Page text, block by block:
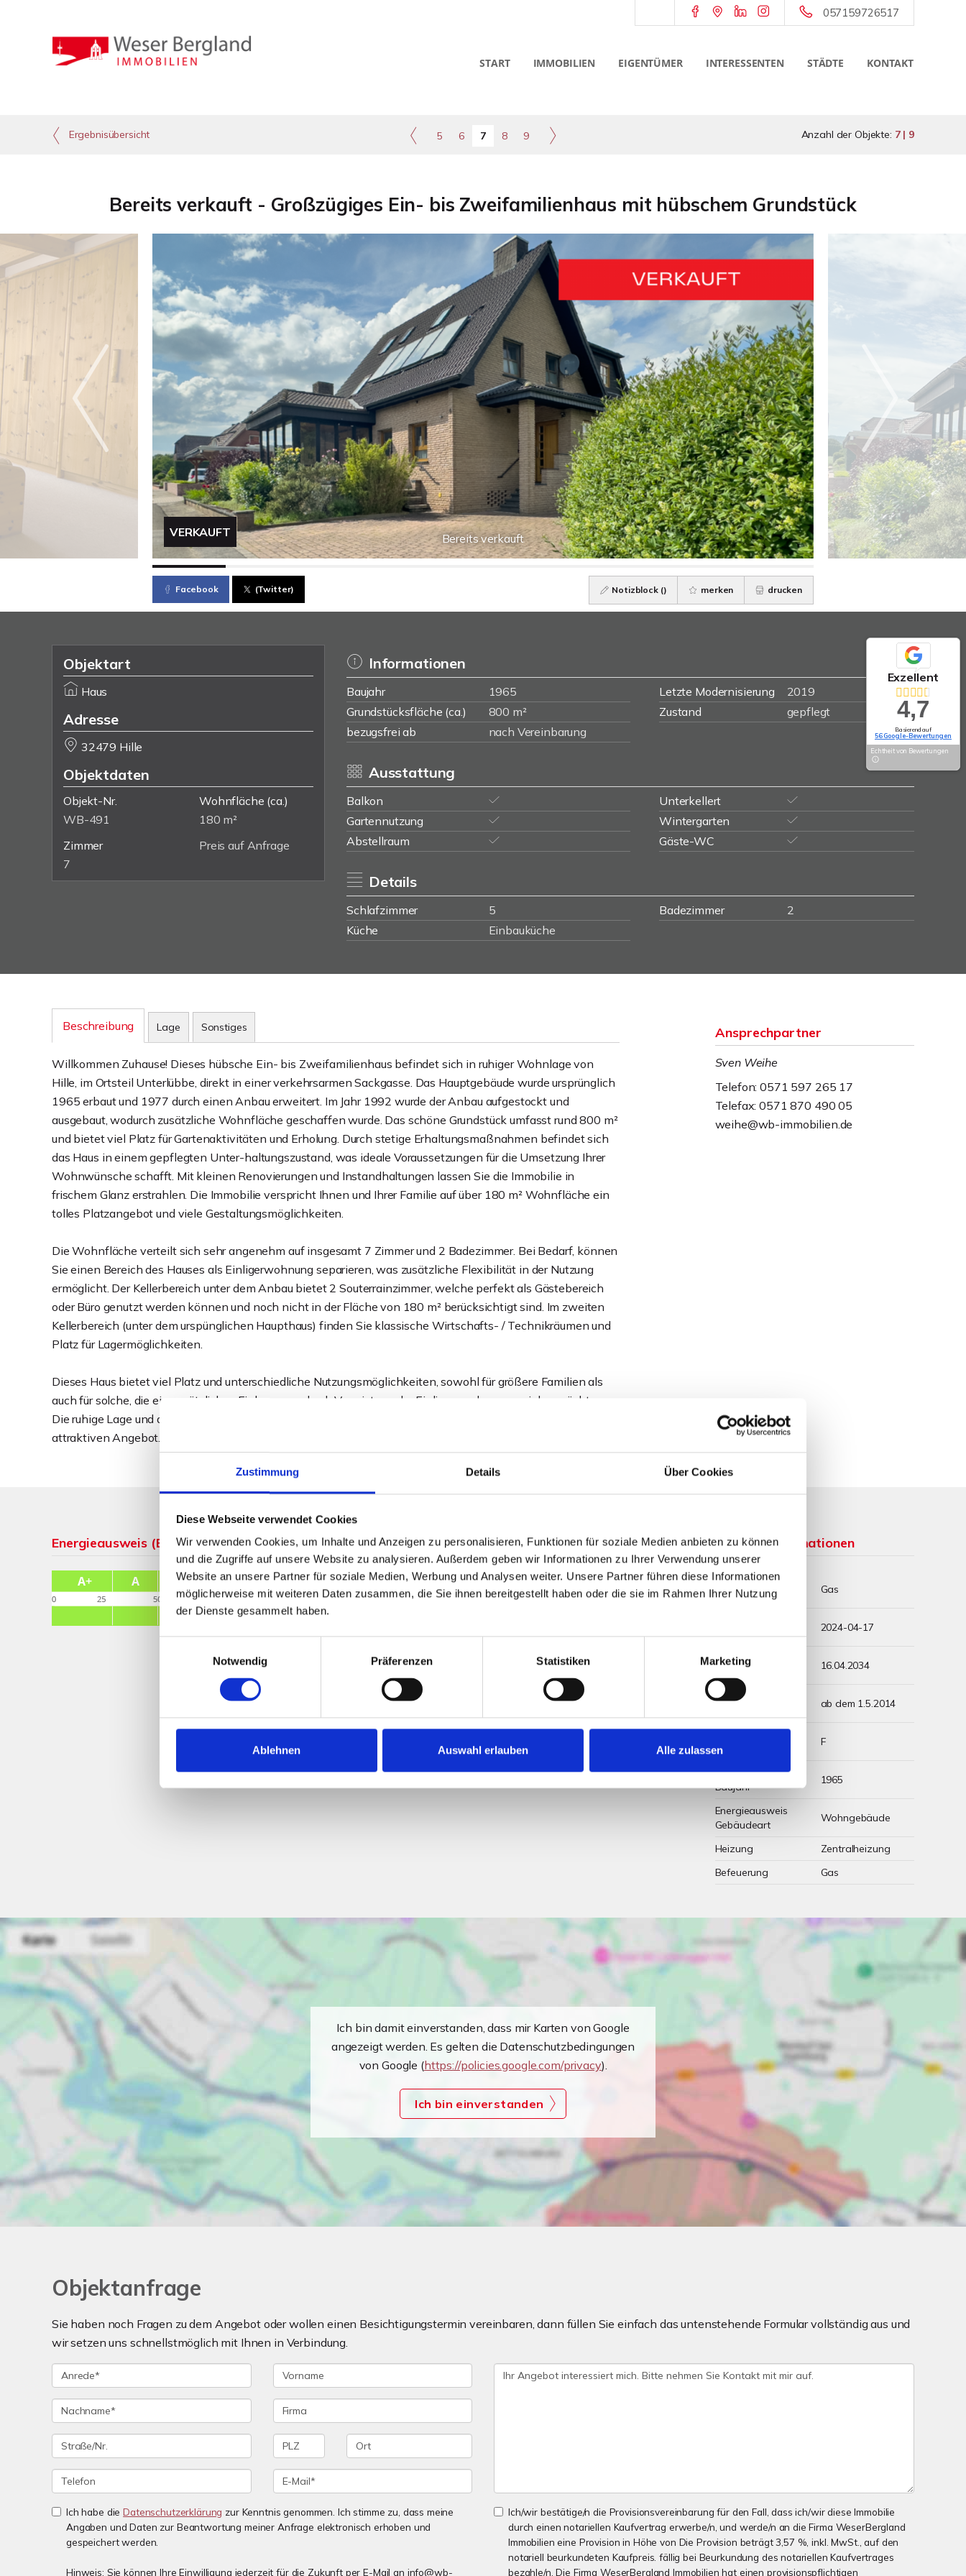
Zustimmung Details Über Cookies
Diese Webseite verwendet Cookies
Wir verwenden Cookies, um Inhalte und Anzeigen zu personalisieren, Funktionen für soziale Medien anbieten zu können
und die Zugriffe auf unsere Website zu analysieren. Außerdem geben wir Informationen zu Ihrer Verwendung unserer
Website an unsere Partner für soziale Medien, Werbung und Analysen weiter. Unsere Partner führen diese Informationen
möglicherweise mit weiteren Daten zusammen, die Sie ihnen bereitgestellt haben oder die sie im Rahmen Ihrer Nutzung
der Dienste gesammelt haben.
Notwendig
Präferenzen Statistiken Marketing
Ablehnen Auswahl erlauben Alle zulassen
057159726517
START IMMOBILIEN EIGENTÜMER INTERESSENTEN STÄDTE KONTAKT
Ergebnisübersicht 5 6 7 8 9 Anzahl der Objekte: 7 | 9
Bereits verkauft - Großzügiges Ein- bis Zweifamilienhaus mit hübschem Grundstück
Bereits verkauft
VERKAUFT
Facebook (Twitter) Notizblock () merken drucken
Objektart
Haus
Adresse
32479 Hille
Objektdaten
Objekt-Nr.
WB-491
Wohnfläche (ca.)
180 m²
Zimmer
7
Preis auf Anfrage
Informationen
Baujahr 1965 Letzte Modernisierung
2019
Grundstücksfläche (ca.)
800 m² Zustand
gepflegt
bezugsfrei ab
nach Vereinbarung
Ausstattung
Balkon
Unterkellert
Gartennutzung
Wintergarten
Abstellraum
Gäste-WC
Details
Schlafzimmer 5 Badezimmer
2
Küche
Einbauküche
Beschreibung Lage Sonstiges
Willkommen Zuhause! Dieses hübsche Ein- bis Zweifamilienhaus befindet sich in ruhiger Wohnlage von
Hille, im Ortsteil Unterlübbe, direkt in einer verkehrsarmen Sackgasse. Das Hauptgebäude wurde ursprünglich
1965 erbaut und 1977 durch einen Anbau erweitert. Im Jahr 1992 wurde der Anbau aufgestockt und
ausgebaut, wodurch zusätzliche Wohnfläche geschaffen wurde. Das schöne Grundstück umfasst rund 800 m²
und bietet viel Platz für Gartenaktivitäten und Erholung. Durch stetige Erhaltungsmaßnahmen befindet sich
das Haus in einem gepflegten Unter-haltungszustand, was ideale Voraussetzungen für die Umsetzung Ihrer
Wohnwünsche schafft. Mit kleinen Renovierungen und Instandhaltungen lassen Sie die Immobilie in
frischem Glanz erstrahlen. Die Immobilie verspricht Ihnen und Ihrer Familie auf über 180 m² Wohnfläche ein
tolles Platzangebot und viele Gestaltungsmöglichkeiten.
Die Wohnfläche verteilt sich sehr angenehm auf insgesamt 7 Zimmer und 2 Badezimmer. Bei Bedarf, können
Sie einen Bereich des Hauses als Einligerwohnung separieren, was zusätzliche Flexibilität in der Nutzung
ermöglicht. Der Kellerbereich unter dem Anbau bietet 2 Souterrainzimmer, welche perfekt als Gästebereich
oder Büro genutzt werden können und noch nicht in der Fläche von 180 m² berücksichtigt sind. Im zweiten
Kellerbereich (unter dem urspünglichen Haupthaus) finden Sie klassische Wirtschafts- / Technikräumen und
Platz für Lagermöglichkeiten.
Dieses Haus bietet viel Platz und unterschiedliche Nutzungsmöglichkeiten, sowohl für größere Familien als
auch für solche, die ein zusätzliches Einkommen durch Vermietung der Einliegerwohnung erzielen möchten.
Die ruhige Lage und die umfangreichen Instandhaltungsmaßnahmen machen diese Immobilie zu einem
attraktiven Angebot.
Ansprechpartner
Sven Weihe
Telefon: 0571 597 265 17
Telefax: 0571 870 490 05
weihe@wb-immobilien.de
Energieausweis (Bedarfsausweis)
Endenergiebedarf
Weitere Informationen
Wesentlicher
Energieträger
Gas
Ausstelldatum
2024-04-17
Energieausweis
16.04.2034
Energieausweis
ab dem 1.5.2014
Werteklasse
F
Energieausweis
Baujahr
1965
Energieausweis
Gebäudeart
Wohngebäude
Heizung
Zentralheizung
Befeuerung
Gas
Ich bin damit einverstanden, dass mir Karten von Google
angezeigt werden. Es gelten die Datenschutzbedingungen
von Google (https://policies.google.com/privacy).
Ich bin einverstanden
Objektanfrage
Sie haben noch Fragen zu dem Angebot oder wollen einen Besichtigungstermin vereinbaren, dann füllen Sie einfach das untenstehende Formular vollständig aus und
wir setzen uns schnellstmöglich mit Ihnen in Verbindung.
Ich habe dieDatenschutzerklärung zur Kenntnis genommen. Ich stimme zu, dass meine
Angaben und Daten zur Beantwortung meiner Anfrage elektronisch erhoben und
gespeichert werden.
Hinweis: Sie können Ihre Einwilligung jederzeit für die Zukunft per E-Mail an info@wb-
Ich/wir bestätige/n die Provisionsvereinbarung für den Fall, dass ich/wir diese Immobilie
durch einen notariellen Kaufvertrag erwerbe/n, und werde/n an die Firma WeserBergland
Immobilien eine Provision in Höhe von Die Provision beträgt 3,57 %, inkl. MwSt., auf den
notariell beurkundeten Kaufpreis. fällig bei Beurkundung des notariellen Kaufvertrages
bezahle/n. Die Firma WeserBergland Immobilien hat einen provisionspflichtigen
Exzellent
4,7
Basierend auf
56 Google-Bewertungen
Echtheit von Bewertungen